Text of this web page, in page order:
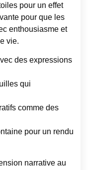
pour un effet
pour que les
enthousiasme et
vie.
des expressions
qui
comme des
pour un rendu
narrative au